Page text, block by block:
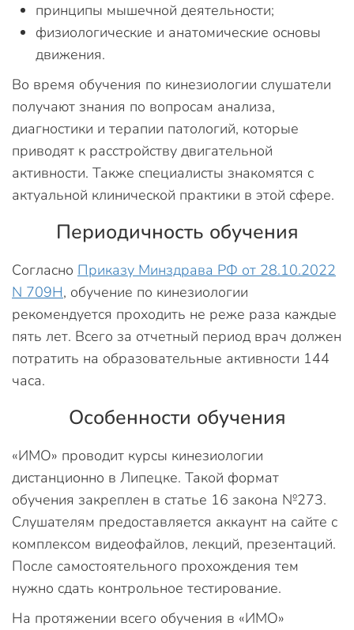
принципы мышечной деятельности;
физиологические и анатомические основы
движения.
Во время обучения по кинезиологии слушатели
получают знания по вопросам анализа,
диагностики и терапии патологий, которые
приводят к расстройству двигательной
активности. Также специалисты знакомятся с
актуальной клинической практики в этой сфере.
Периодичность обучения
Согласно Приказу Минздрава РФ от 28.10.2022
N 709Н, обучение по кинезиологии
рекомендуется проходить не реже раза каждые
пять лет. Всего за отчетный период врач должен
потратить на образовательные активности 144
часа.
Особенности обучения
«ИМО» проводит курсы кинезиологии
дистанционно в Липецке. Такой формат
обучения закреплен в статье 16 закона №273.
Слушателям предоставляется аккаунт на сайте с
комплексом видеофайлов, лекций, презентаций.
После самостоятельного прохождения тем
нужно сдать контрольное тестирование.
На протяжении всего обучения в «ИМО»